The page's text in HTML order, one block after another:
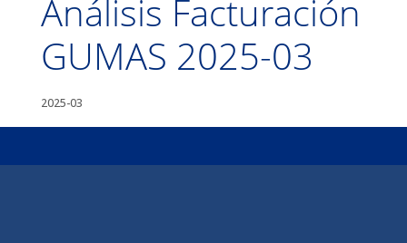
Análisis Facturación
GUMAS 2025-03
2025-03